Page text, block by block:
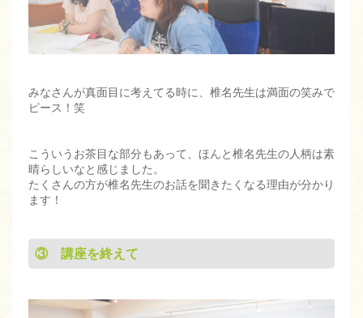
みなさんが真面目に考えてる時に、椎名先生は満面の笑みで
ピース！笑
こういうお茶目な部分もあって、ほんと椎名先生の人柄は素
晴らしいなと感じました。
たくさんの方が椎名先生のお話を聞きたくなる理由が分かり
ます！
③ 講座を終えて